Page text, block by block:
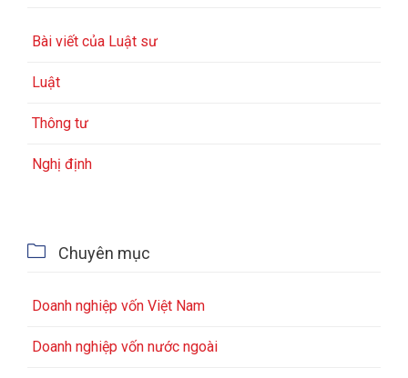
Bài viết của Luật sư
Luật
Thông tư
Nghị định
 Chuyên mục
Doanh nghiệp vốn Việt Nam
Doanh nghiệp vốn nước ngoài